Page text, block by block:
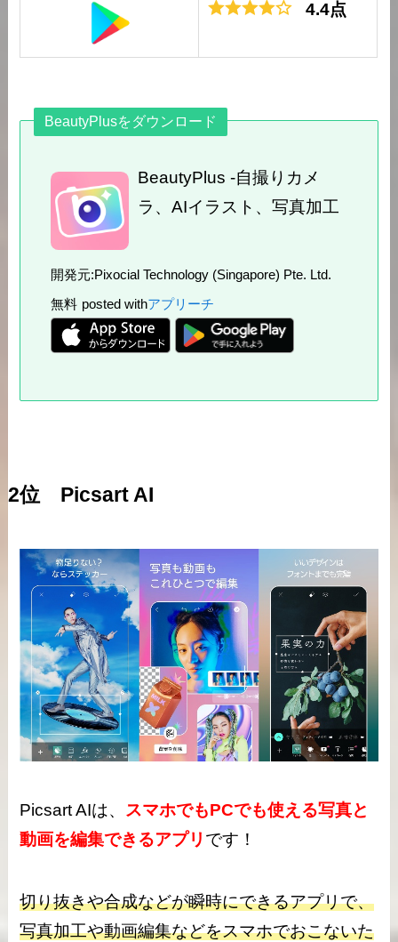
4.4点
BeautyPlusをダウンロード
BeautyPlus -自撮りカメ
ラ、AIイラスト、写真加工
開発元:Pixocial Technology (Singapore) Pte. Ltd.
無料 posted withアプリーチ
2位 Picsart AI
Picsart AIは、 スマホでもPCでも使える写真と
動画を編集できるアプリ です！
切り抜きや合成などが瞬時にできるアプリで、
写真加工や動画編集などをスマホでおこないた